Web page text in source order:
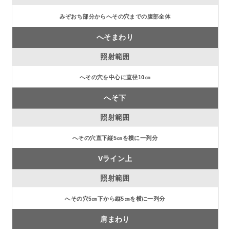
みぞおち部分からへその穴までの腹部全体
へそまわり
へその穴を中心に直径10㎝
へそ下
へその穴直下縦5㎝を横に一列分
Vライン上
へその穴5㎝下から縦5㎝を横に一列分
肩まわり